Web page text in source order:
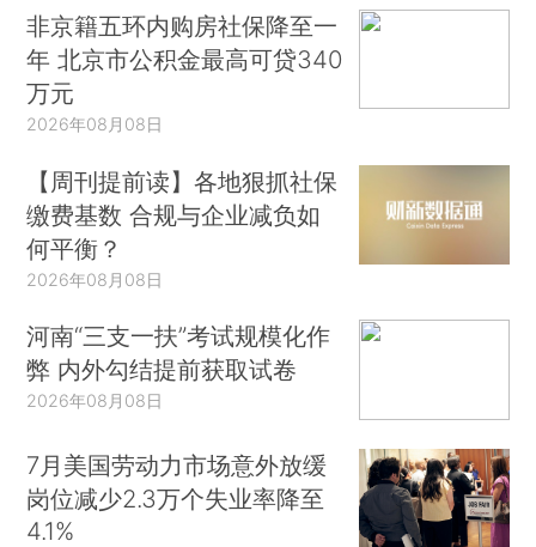
非京籍五环内购房社保降至一
年 北京市公积金最高可贷340
万元
2026年08月08日
【周刊提前读】各地狠抓社保
缴费基数 合规与企业减负如
何平衡？
2026年08月08日
河南“三支一扶”考试规模化作
弊 内外勾结提前获取试卷
2026年08月08日
7月美国劳动力市场意外放缓
岗位减少2.3万个失业率降至
4.1%